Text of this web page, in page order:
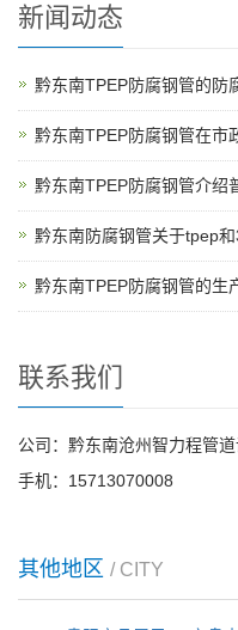
新闻动态
黔东南TPEP防腐钢管的防
黔东南TPEP防腐钢管在市
黔东南TPEP防腐钢管介绍
黔东南防腐钢管关于tpep
黔东南TPEP防腐钢管的生
联系我们
公司：黔东南沧州智力程管
手机：15713070008
其他地区 / CITY